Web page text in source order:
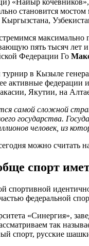
становится
максимально
пять тысяч лет и
Федерации Го
турнир в Кызыле
активные
Якутии, на
самой сложной
государства.
человек, из
спорт
спортивной
федеральной
«Синергия»,
так
спорт, русские